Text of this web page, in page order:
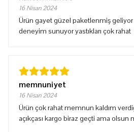
16 Nisan 2024
Ürün gayet güzel paketlenmiş
deneyim sunuyor yastıkları çok rahat
memnuniyet
16 Nisan 2024
Ürün çok rahat memnun kaldım
açıkçası kargo biraz geçti ama olsun